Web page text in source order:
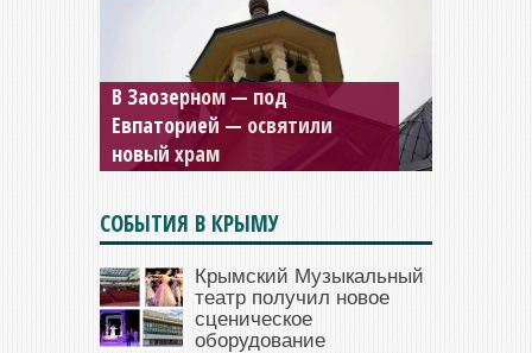
Мужской монастырь Косьмы
и Дамиана в Крыму вновь
открыт для посещения
СОБЫТИЯ В КРЫМУ
Крымский Музыкальный
театр получил новое
сценическое
оборудование